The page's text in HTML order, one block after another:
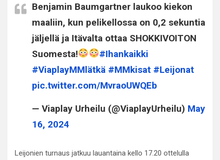
Benjamin Baumgartner laukoo kiekon
maaliin, kun pelikellossa on 0,2 sekuntia
jäljellä ja Itävalta ottaa SHOKKIVOITON
Suomesta!
#Ihankaikki
#ViaplayMMlätkä #MMkisat #Leijonat
pic.twitter.com/MvraoUWQEb
— Viaplay Urheilu (@ViaplayUrheilu) May
16, 2024
Leijonien turnaus jatkuu lauantaina kello 17.20 ottelulla